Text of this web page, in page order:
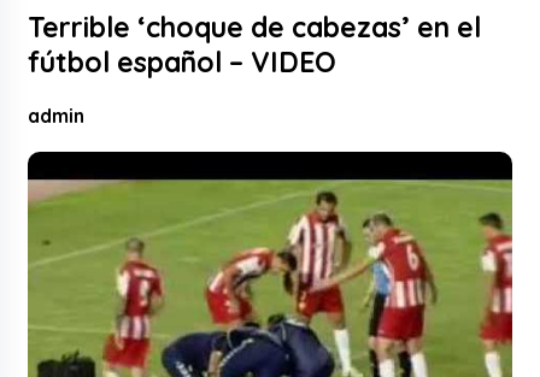
Terrible ‘choque de cabezas’ en el
fútbol español – VIDEO
admin